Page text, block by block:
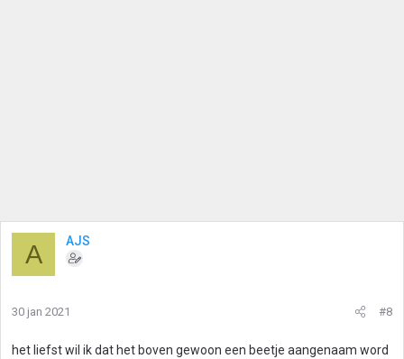
A AJS
30 jan 2021 #8
het liefst wil ik dat het boven gewoon een beetje aangenaam word